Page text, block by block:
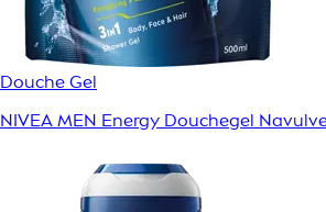
Douche Gel
NIVEA MEN Energy Douchegel